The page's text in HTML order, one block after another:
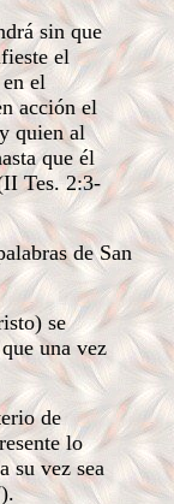
sin que
el
el
acción el
quien al
que él
Tes. 2:3-
de San
se
una vez
de
lo
su vez sea